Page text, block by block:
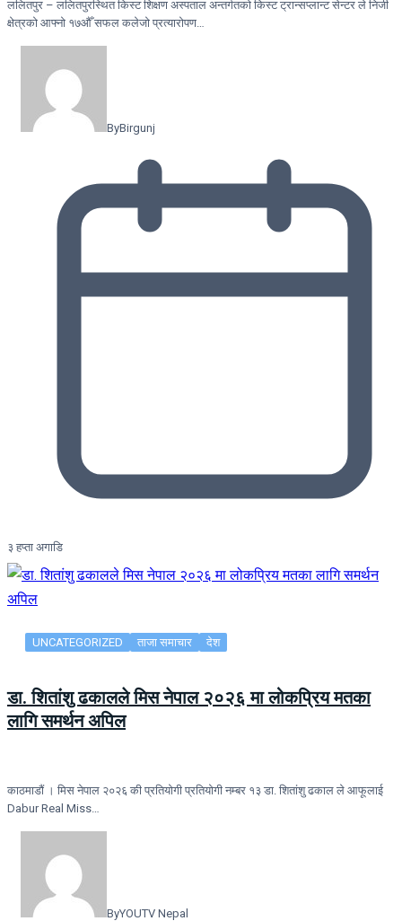
ललितपुर – ललितपुरस्थित किस्ट शिक्षण अस्पताल अन्तर्गतको किस्ट ट्रान्सप्लान्ट सेन्टर ले निजी
क्षेत्रको आफ्नो १७औँ सफल कलेजो प्रत्यारोपण…
ByBirgunj
३ हप्ता अगाडि
UNCATEGORIZED ताजा समाचार देश
डा. शितांशु ढकालले मिस नेपाल २०२६ मा लोकप्रिय मतका
लागि समर्थन अपिल
काठमाडौं । मिस नेपाल २०२६ की प्रतियोगी प्रतियोगी नम्बर १३ डा. शितांशु ढकाल ले आफूलाई
Dabur Real Miss…
ByYOUTV Nepal